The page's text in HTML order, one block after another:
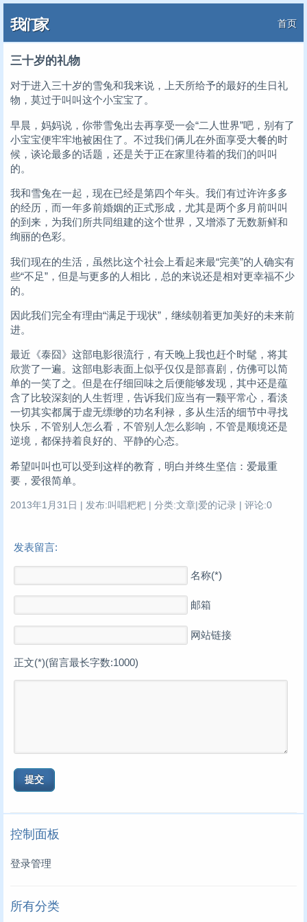
我们家 首页
三十岁的礼物
对于进入三十岁的雪兔和我来说，上天所给予的最好的生日礼
物，莫过于叫叫这个小宝宝了。
早晨，妈妈说，你带雪兔出去再享受一会“二人世界”吧，别有了
小宝宝便牢牢地被困住了。不过我们俩儿在外面享受大餐的时
候，谈论最多的话题，还是关于正在家里待着的我们的叫叫
的。
我和雪兔在一起，现在已经是第四个年头。我们有过许许多多
的经历，而一年多前婚姻的正式形成，尤其是两个多月前叫叫
的到来，为我们所共同组建的这个世界，又增添了无数新鲜和
绚丽的色彩。
我们现在的生活，虽然比这个社会上看起来最“完美”的人确实有
些“不足”，但是与更多的人相比，总的来说还是相对更幸福不少
的。
因此我们完全有理由“满足于现状”，继续朝着更加美好的未来前
进。
最近《泰囧》这部电影很流行，有天晚上我也赶个时髦，将其
欣赏了一遍。这部电影表面上似乎仅仅是部喜剧，仿佛可以简
单的一笑了之。但是在仔细回味之后便能够发现，其中还是蕴
含了比较深刻的人生哲理，告诉我们应当有一颗平常心，看淡
一切其实都属于虚无缥缈的功名利禄，多从生活的细节中寻找
快乐，不管别人怎么看，不管别人怎么影响，不管是顺境还是
逆境，都保持着良好的、平静的心态。
希望叫叫也可以受到这样的教育，明白并终生坚信：爱最重
要，爱很简单。
2013年1月31日 | 发布:叫唱粑粑 | 分类:文章|爱的记录 | 评论:0
发表留言:
名称(*)
邮箱
网站链接
正文(*)(留言最长字数:1000)
控制面板
登录管理
所有分类